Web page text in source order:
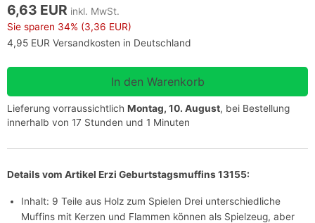
6,63 EUR inkl. MwSt.
Sie sparen 34% (3,36 EUR)
4,95 EUR Versandkosten in Deutschland
Lieferung vorraussichtlich Montag, 10. August, bei Bestellung
innerhalb von 17 Stunden und 1 Minuten
Details vom Artikel Erzi Geburtstagsmuffins 13155:
Inhalt: 9 Teile aus Holz zum Spielen Drei unterschiedliche
Muffins mit Kerzen und Flammen können als Spielzeug, aber